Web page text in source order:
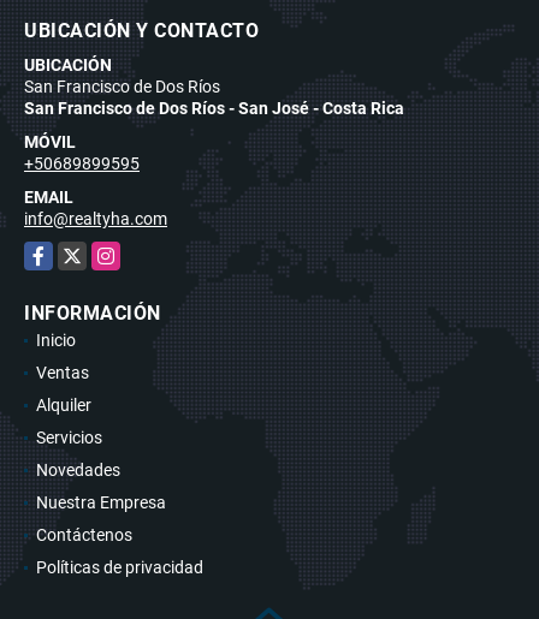
UBICACIÓN Y CONTACTO
UBICACIÓN
San Francisco de Dos Ríos
San Francisco de Dos Ríos - San José - Costa Rica
MÓVIL
+50689899595
EMAIL
info@realtyha.com
Facebook
X Instagram
INFORMACIÓN
Inicio
Ventas
Alquiler
Servicios
Novedades
Nuestra Empresa
Contáctenos
Políticas de privacidad